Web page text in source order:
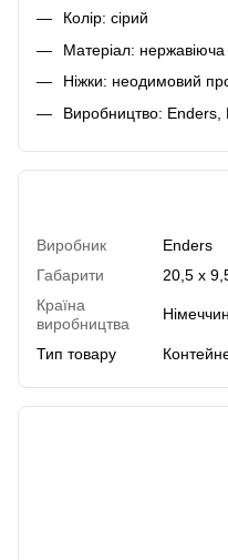
Колір: сірий
Матеріал: нержавіюча
Ніжки: неодимовий
Виробництво: Enders,
Виробник
Enders
Габарити
20,5 х
Країна
виробництва
Тип товару